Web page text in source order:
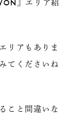
』エリア紹
リアもありま
てくださいね
こと間違いな